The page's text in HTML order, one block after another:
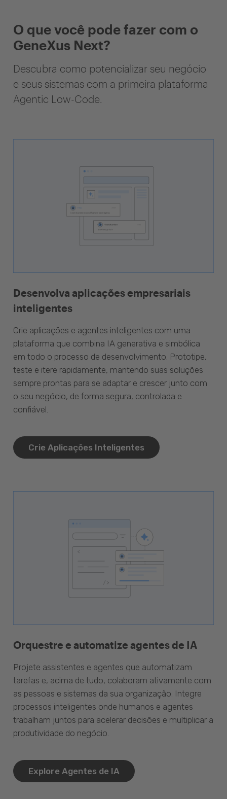
O que você pode fazer com o
GeneXus Next?
Descubra como potencializar seu negócio
e seus sistemas com a primeira plataforma
Agentic Low-Code.
Desenvolva aplicações empresariais
inteligentes
Crie aplicações e agentes inteligentes com uma
plataforma que combina IA generativa e simbólica
em todo o processo de desenvolvimento. Prototipe,
teste e itere rapidamente, mantendo suas soluções
sempre prontas para se adaptar e crescer junto com
o seu negócio, de forma segura, controlada e
confiável.
Crie Aplicações Inteligentes
Orquestre e automatize agentes de IA
Projete assistentes e agentes que automatizam
tarefas e, acima de tudo, colaboram ativamente com
as pessoas e sistemas da sua organização. Integre
processos inteligentes onde humanos e agentes
trabalham juntos para acelerar decisões e multiplicar a
produtividade do negócio.
Explore Agentes de IA